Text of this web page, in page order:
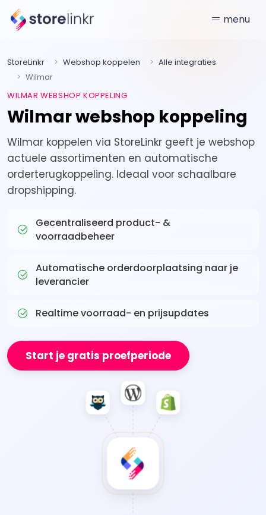
menu
StoreLinkr Webshop koppelen
Alle integraties
Wilmar
WILMAR WEBSHOP KOPPELING
Wilmar webshop koppeling
Wilmar koppelen via StoreLinkr geeft je webshop
actuele assortimenten en automatische
orderterugkoppeling. Ideaal voor schaalbare
dropshipping.
Gecentraliseerd product- &
voorraadbeheer
Automatische orderdoorplaatsing naar je
leverancier
Realtime voorraad- en prijsupdates
Start je gratis proefperiode